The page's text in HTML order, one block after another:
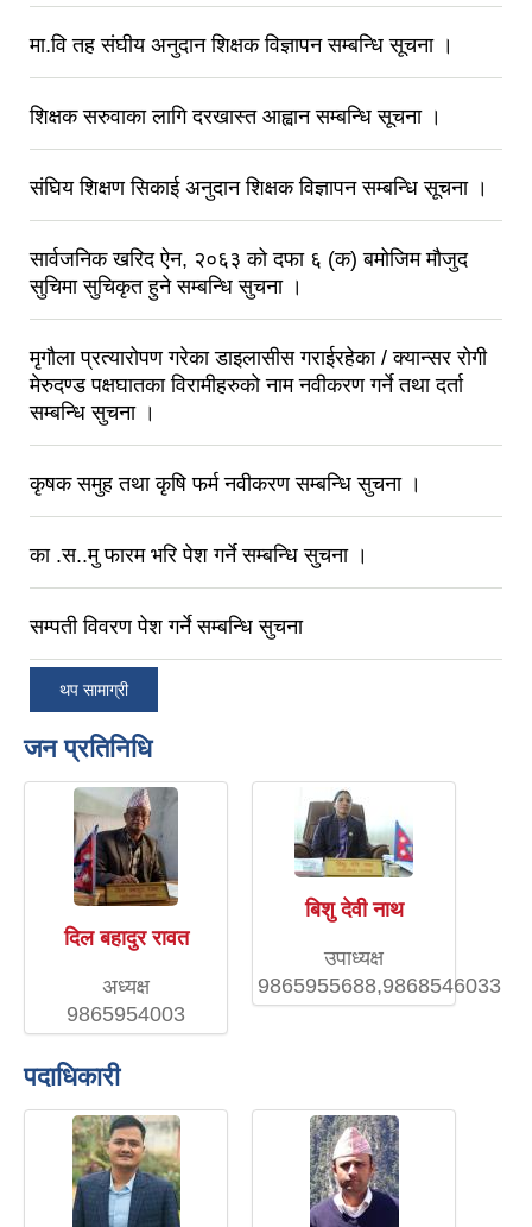
मा.वि तह संघीय अनुदान शिक्षक विज्ञापन सम्बन्धि सूचना ।
शिक्षक सरुवाका लागि दरखास्त आह्वान सम्बन्धि सूचना ।
संघिय शिक्षण सिकाई अनुदान शिक्षक विज्ञापन सम्बन्धि सूचना ।
सार्वजनिक खरिद ऐन, २०६३ को दफा ६ (क) बमोजिम मौजुद
सुचिमा सुचिकृत हुने सम्बन्धि सुचना ।
मृगौला प्रत्यारोपण गरेका डाइलासीस गराईरहेका / क्यान्सर रोगी
मेरुदण्ड पक्षघातका विरामीहरुको नाम नवीकरण गर्ने तथा दर्ता
सम्बन्धि सुचना ।
कृषक समुह तथा कृषि फर्म नवीकरण सम्बन्धि सुचना ।
का .स..मु फारम भरि पेश गर्ने सम्बन्धि सुचना ।
सम्पती विवरण पेश गर्ने सम्बन्धि सुचना
थप सामाग्री
जन प्रतिनिधि
दिल बहादुर रावत
अध्यक्ष
9865954003
बिशु देवी नाथ
उपाध्यक्ष
9865955688,9868546033
पदाधिकारी